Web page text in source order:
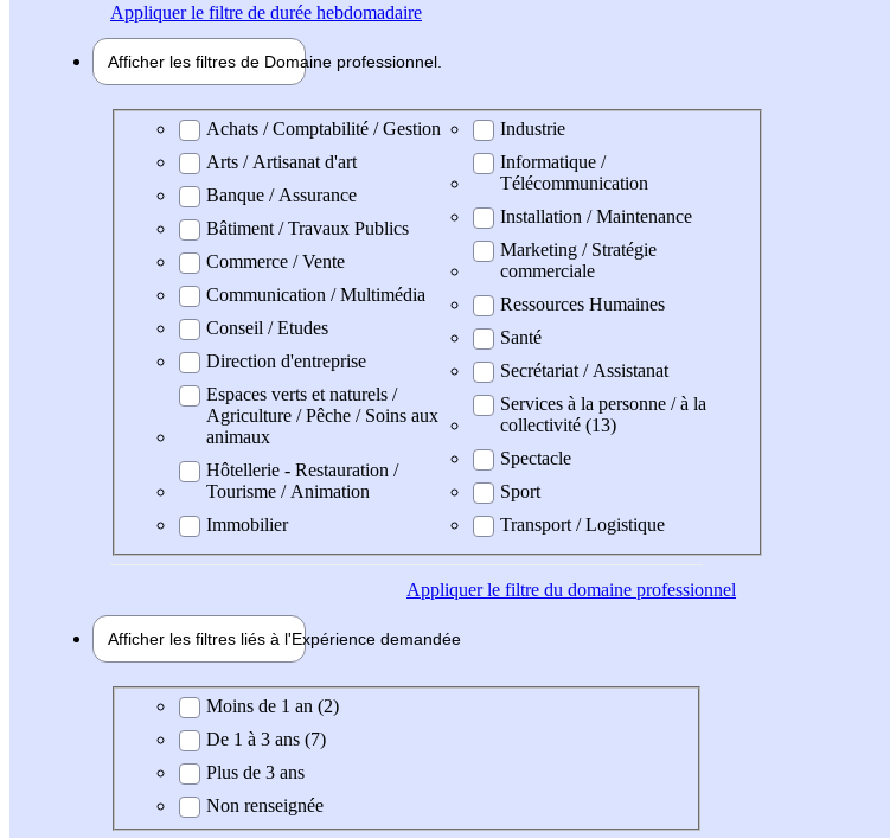
Appliquerle filtre de durée hebdomadaire
Afficher les filtres de Domaine professionnel
Domaine professionel
Achats / Comptabilité / Gestion
Arts / Artisanat d'art
Banque / Assurance
Bâtiment / Travaux Publics
Commerce / Vente
Communication / Multimédia
Conseil / Etudes
Direction d'entreprise
Espaces verts et naturels /
Agriculture / Pêche / Soins aux
animaux
Hôtellerie - Restauration /
Tourisme / Animation
Immobilier
Industrie
Informatique /
Télécommunication
Installation / Maintenance
Marketing / Stratégie
commerciale
Ressources Humaines
Santé
Secrétariat / Assistanat
Services à la personne / à la
collectivité (13)
Spectacle
Sport
Transport / Logistique
Appliquerle filtre du domaine professionnel
Afficher les filtres liés à l'Expérience demandée
Expérience demandée
Moins de 1 an (2)
De 1 à 3 ans (7)
Plus de 3 ans
Non renseignée